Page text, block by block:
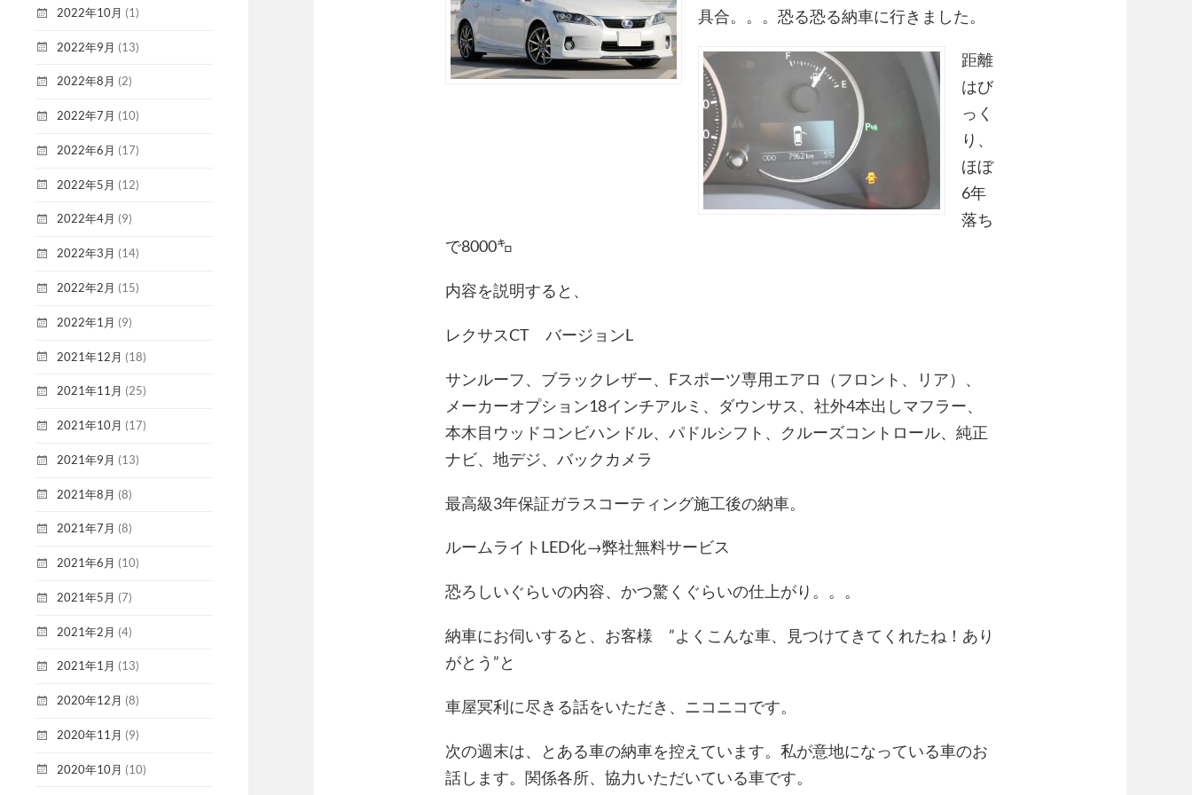
2022年10月 (1)
2022年9月 (13)
2022年8月 (2)
2022年7月 (10)
2022年6月 (17)
2022年5月 (12)
2022年4月 (9)
2022年3月 (14)
2022年2月 (15)
2022年1月 (9)
2021年12月 (18)
2021年11月 (25)
2021年10月 (17)
2021年9月 (13)
2021年8月 (8)
2021年7月 (8)
2021年6月 (10)
2021年5月 (7)
2021年2月 (4)
2021年1月 (13)
2020年12月 (8)
2020年11月 (9)
2020年10月 (10)
具合。。。恐る恐る納車に行きました。
距離
はび
っく
り、
ほぼ
6年
落ち
で8000㌔
内容を説明すると、
レクサスCT バージョンL
サンルーフ、ブラックレザー、Fスポーツ専用エアロ（フロント、リア）、
メーカーオプション18インチアルミ、ダウンサス、社外4本出しマフラー、
本木目ウッドコンビハンドル、パドルシフト、クルーズコントロール、純正
ナビ、地デジ、バックカメラ
最高級3年保証ガラスコーティング施工後の納車。
ルームライトLED化→弊社無料サービス
恐ろしいぐらいの内容、かつ驚くぐらいの仕上がり。。。
納車にお伺いすると、お客様 ”よくこんな車、見つけてきてくれたね！あり
がとう”と
車屋冥利に尽きる話をいただき、ニコニコです。
次の週末は、とある車の納車を控えています。私が意地になっている車のお
話します。関係各所、協力いただいている車です。